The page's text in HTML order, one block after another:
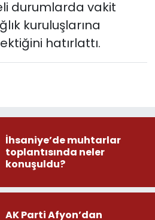
durumlarda vakit
kuruluşlarına
hatırlattı.
İhsaniye’de muhtarlar
toplantısında neler
konuşuldu?
AK Parti Afyon’dan